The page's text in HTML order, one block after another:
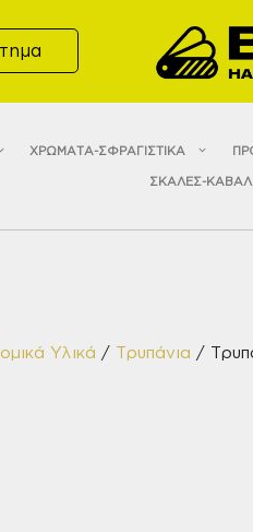
ΧΡΩΜΑΤΑ-ΣΦΡΑΓΙΣΤΙΚΑ
ΣΚΑΛΕΣ-
Υλικά / Τρυπάνια /